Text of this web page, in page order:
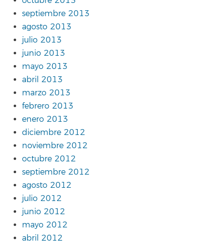
septiembre 2013
agosto 2013
julio 2013
junio 2013
mayo 2013
abril 2013
marzo 2013
febrero 2013
enero 2013
diciembre 2012
noviembre 2012
octubre 2012
septiembre 2012
agosto 2012
julio 2012
junio 2012
mayo 2012
abril 2012